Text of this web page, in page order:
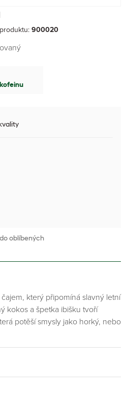
900020
oblíbených
který připomíná slavný letní
kokos a špetka ibišku tvoří
potěší smysly jako horký, nebo